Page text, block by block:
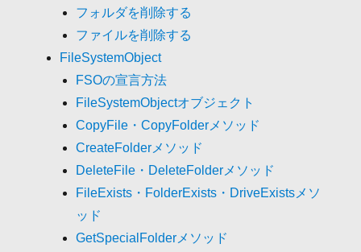
フォルダを削除する
ファイルを削除する
FileSystemObject
FSOの宣言方法
FileSystemObjectオブジェクト
CopyFile・CopyFolderメソッド
CreateFolderメソッド
DeleteFile・DeleteFolderメソッド
FileExists・FolderExists・DriveExistsメソ
ッド
GetSpecialFolderメソッド